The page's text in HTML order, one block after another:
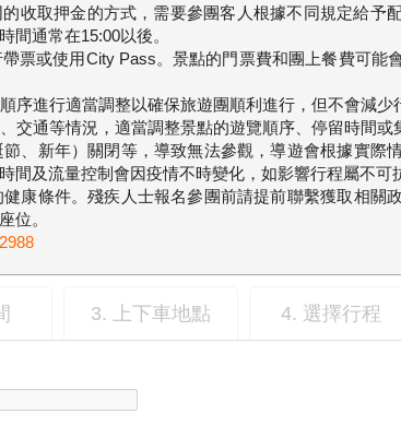
收取押金的方式，需要參團客人根據不同規定給予
間通常在15:00以後。
票或使用City Pass。景點的門票費和團上餐費可能
序進行適當調整以確保旅遊團順利進行，但不會減少
交通等情況，適當調整景點的遊覽順序、停留時間或
、新年）關閉等，導致無法參觀，導遊會根據實際
間及流量控制會因疫情不時變化，如影響行程屬不可
康條件。殘疾人士報名參團前請提前聯繫獲取相關
位。
3. 上下車地點 4. 選擇行程